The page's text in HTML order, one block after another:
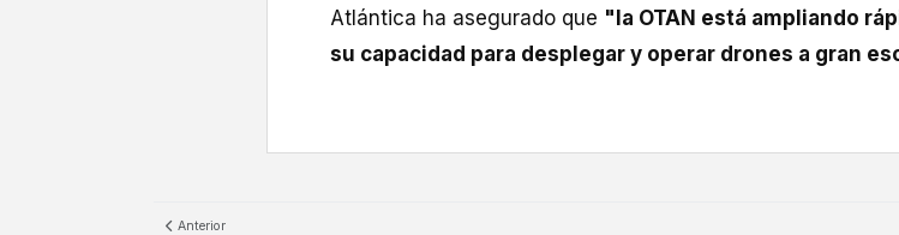
Atlántica ha asegurado que "la OTAN está ampliando
su capacidad para desplegar y operar drones a gran
Anterior